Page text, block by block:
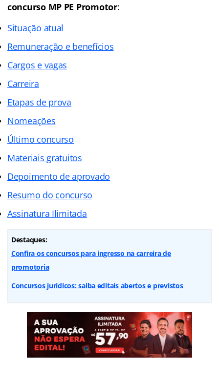
concurso MP PE Promotor:
Situação atual
Remuneração e benefícios
Cargos e vagas
Carreira
Etapas de prova
Nomeações
Último concurso
Materiais gratuitos
Depoimento de aprovado
Resumo do concurso
Assinatura Ilimitada
Destaques:
Confira os concursos para ingresso na carreira de
promotoria
Concursos jurídicos: saiba editais abertos e previstos